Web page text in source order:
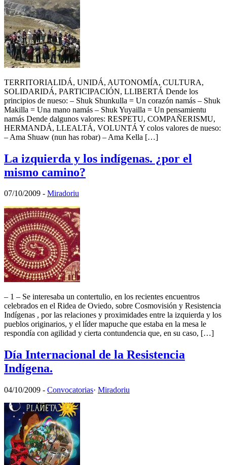
TERRITORIALIDÁ, UNIDÁ, AUTONOMÍA, CULTURA,
SOLIDARIDÁ, PARTICIPACIÓN, LLIBERTÁ Dende los
principios de nueso: – Shuk Shunkulla = Un corazón namás – Shuk
Makilla = Una mano namás – Shuk Yuyailla = Un pensamientu
namás Dende dalgunos valores: RESPETU, COMPAÑERISMU,
HERMANDÁ, LLEALTÁ, VOLUNTÁ Y colos valores de nueso:
– Ama Shuaw (nun has robar) – Ama Kella […]
La izquierda y los indígenas. ¿por el
mismo camino?
07/10/2009 - Miradoriu
– 1 – Se interesaba un contertulio, en los recientes encuentros
celebrados en el Ridea de Oviedo, sobre Cosmovisión y Resistencia
Indígenas , por las relaciones y proximidades entre la izquierda y los
pueblos originarios, y el líder mapuche que estaba en la mesa le
respondía con agilidad y cierta contundencia que, en su caso, […]
Día Internacional de la Resistencia
Indígena.
04/10/2009 - Convocatorias· Miradoriu